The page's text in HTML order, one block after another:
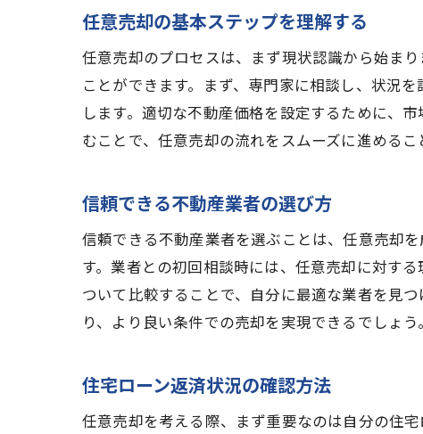
任意売却の基本ステップを理解する
任意売却のプロセスは、まず現状認識から始ま
ことができます。まず、専門家に相談し、状況
します。適切な不動産価格を設定するために、
むことで、任意売却の流れをスムーズに進めるこ
信頼できる不動産業者の選び方
信頼できる不動産業者を選ぶことは、任意売却
す。業者との初回相談時には、任意売却に対す
ついて比較することで、自分に最適な業者を見
り、より良い条件での売却を実現できるでしょう。
住宅ローン返済状況の確認方法
任意売却を考える際、まず重要なのは自分の住